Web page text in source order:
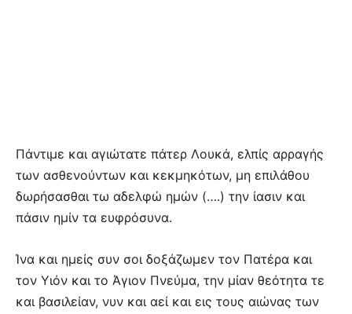
Πάντιμε και αγιώτατε πάτερ Λουκά, ελπίς αρραγής
των ασθενούντων και κεκμηκότων, μη επιλάθου
δωρήσασθαι τω αδελφώ ημών (….) την ίασιν και
πάσιν ημίν τα ευφρόσυνα.
Ίνα και ημείς συν σοι δοξάζωμεν τον Πατέρα και
τον Υιόν και το Άγιον Πνεύμα, την μίαν θεότητα τε
και βασιλείαν, νυν και αεί και εις τους αιώνας των